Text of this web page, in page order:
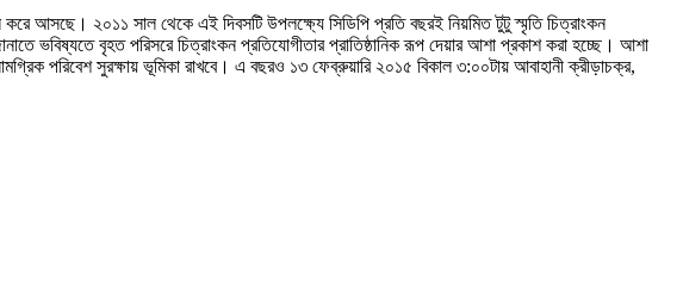
করে আসছে। ২০১১ সাল থেকে এই দিবসটি উপলক্ষ্যে সিডিপি প্রতি বছরই নিয়মিত টুটু স্মৃতি চিত্রাংকন
ভবিষ্যতে বৃহত পরিসরে চিত্রাংকন প্রতিযোগীতার প্রাতিষ্ঠানিক রূপ দেয়ার আশা প্রকাশ করা হচ্ছে। আশা
পরিবেশ সুরক্ষায় ভূমিকা রাখবে। এ বছরও ১৩ ফেব্রুয়ারি ২০১৫ বিকাল ৩:০০টায় আবাহানী ক্রীড়াচক্র,